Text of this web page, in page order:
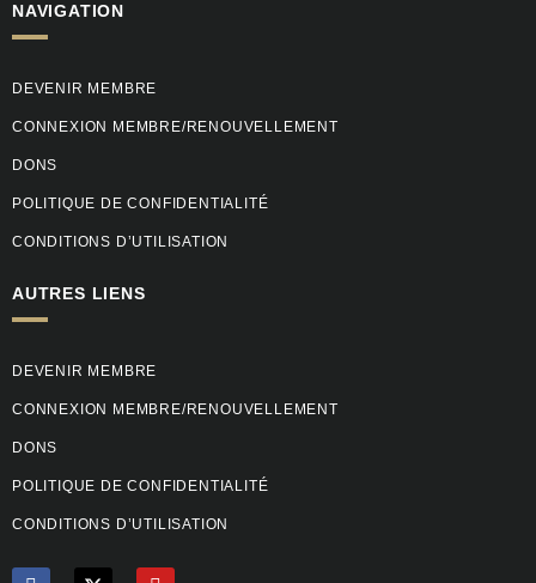
NAVIGATION
DEVENIR MEMBRE
CONNEXION MEMBRE/RENOUVELLEMENT
DONS
POLITIQUE DE CONFIDENTIALITÉ
CONDITIONS D’UTILISATION
AUTRES LIENS
DEVENIR MEMBRE
CONNEXION MEMBRE/RENOUVELLEMENT
DONS
POLITIQUE DE CONFIDENTIALITÉ
CONDITIONS D’UTILISATION
F Y